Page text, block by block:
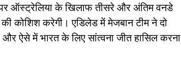
पर ऑस्ट्रेलिया के खिलाफ तीसरे और अंतिम वनडे
कोशिश करेगी। एडिलेड में मेजबान टीम ने दो
ऐसे में भारत के लिए सांत्वना जीत हासिल करना